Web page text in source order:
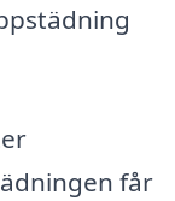
får